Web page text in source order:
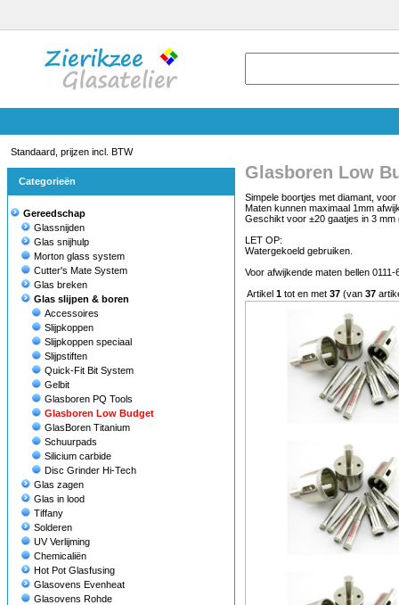
Standaard, prijzen incl. BTW
Categorieën
Gereedschap
Glassnijden
Glas snijhulp
Morton glass system
Cutter's Mate System
Glas breken
Glas slijpen & boren
Accessoires
Slijpkoppen
Slijpkoppen speciaal
Slijpstiften
Quick-Fit Bit System
Gelbit
Glasboren PQ Tools
Glasboren Low Budget
GlasBoren Titanium
Schuurpads
Silicium carbide
Disc Grinder Hi-Tech
Glas zagen
Glas in lood
Tiffany
Solderen
UV Verlijming
Chemicaliën
Hot Pot Glasfusing
Glasovens Evenheat
Glasovens Rohde
Glasboren Low
Simpele boortjes met diamant,
Maten kunnen maximaal 1mm
Geschikt voor ±20 gaatjes in 3 mm
LET OP:
Watergekoeld gebruiken.
Voor afwijkende maten bellen 0111-
Artikel 1 tot en met 37 (van 37